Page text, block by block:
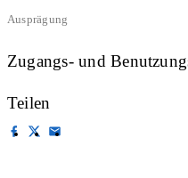
Ausprägung
Zugangs- und
Teilen